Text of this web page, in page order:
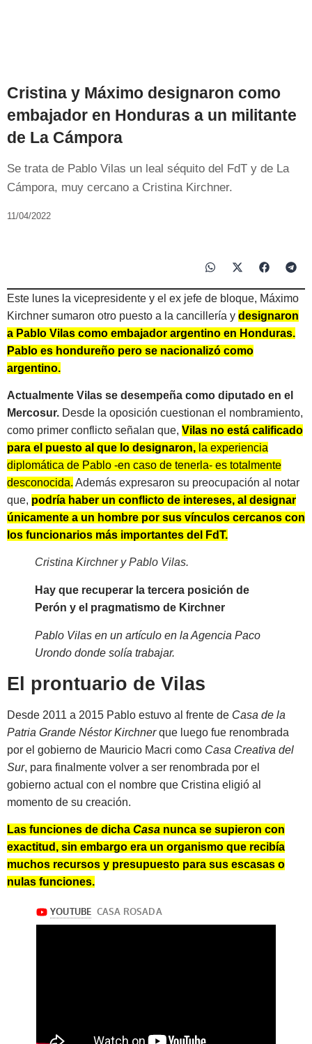
Cristina y Máximo designaron como
embajador en Honduras a un militante
de La Cámpora
Se trata de Pablo Vilas un leal séquito del FdT y de La
Cámpora, muy cercano a Cristina Kirchner.
11/04/2022
Este lunes la vicepresidente y el ex jefe de bloque, Máximo
Kirchner sumaron otro puesto a la cancillería y designaron
a Pablo Vilas como embajador argentino en Honduras.
Pablo es hondureño pero se nacionalizó como
argentino.
Actualmente Vilas se desempeña como diputado en el
Mercosur. Desde la oposición cuestionan el nombramiento,
como primer conflicto señalan que, Vilas no está calificado
para el puesto al que lo designaron, la experiencia
diplomática de Pablo -en caso de tenerla- es totalmente
desconocida. Además expresaron su preocupación al notar
que, podría haber un conflicto de intereses, al designar
únicamente a un hombre por sus vínculos cercanos con
los funcionarios más importantes del FdT.
Cristina Kirchner y Pablo Vilas.
Hay que recuperar la tercera posición de
Perón y el pragmatismo de Kirchner
Pablo Vilas en un artículo en la Agencia Paco
Urondo donde solía trabajar.
El prontuario de Vilas
Desde 2011 a 2015 Pablo estuvo al frente de Casa de la
Patria Grande Néstor Kirchnerque luego fue renombrada
por el gobierno de Mauricio Macri como Casa Creativa del
Sur, para finalmente volver a ser renombrada por el
gobierno actual con el nombre que Cristina eligió al
momento de su creación.
Las funciones de dicha Casa nunca se supieron con
exactitud, sin embargo era un organismo que recibía
muchos recursos y presupuesto para sus escasas o
nulas funciones.